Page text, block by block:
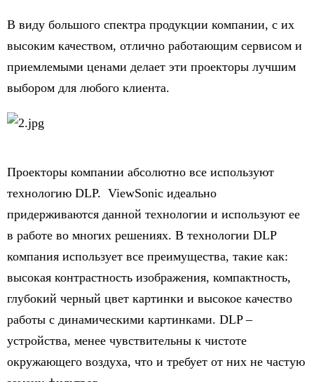
В виду большого спектра продукции компании, с их
высоким качеством, отлично работающим сервисом и
приемлемыми ценами делает эти проекторы лучшим
выбором для любого клиента.
Проекторы компании абсолютно все используют
технологию DLP. ViewSonic идеально
придерживаются данной технологии и используют ее
в работе во многих решениях. В технологии DLP
компания использует все преимущества, такие как:
высокая контрастность изображения, компактность,
глубокий черный цвет картинки и высокое качество
работы с динамическими картинками. DLP –
устройства, менее чувствительны к чистоте
окружающего воздуха, что и требует от них не частую